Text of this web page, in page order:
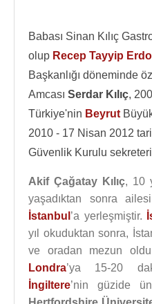
Babası Sinan Kılıç
olup Recep Tayyip
Başkanlığı döneminde
Amcası Serdar Kılıç,
Türkiye'nin Beyrut
2010 - 17 Nisan 2012
Güvenlik Kurulu
Akif Çağatay Kılıç, 10
yaşadıktan sonra
İstanbul ’a yerleşmiştir.
yıl okuduktan sonra,
ve oradan mezun
Londra’ya 15-20
İngiltere’nin güzide